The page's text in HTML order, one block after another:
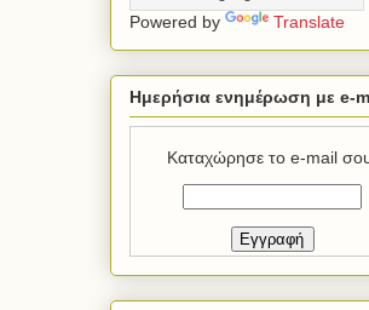
Powered by Translate
Ημερήσια ενημέρωση με e-
Καταχώρησε το e-mail